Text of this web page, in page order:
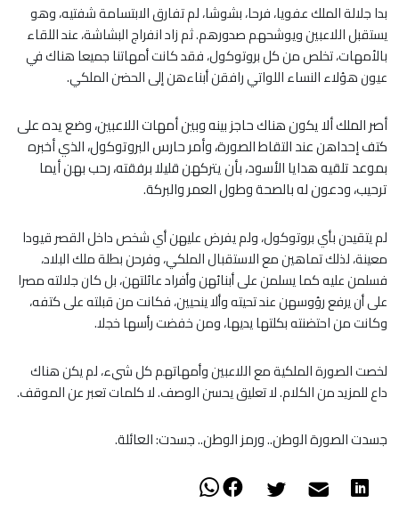
بدا جلالة الملك عفويا، فرحا، بشوشا، لم تفارق الابتسامة شفتيه، وهو
يستقبل اللاعبين ويوشحهم صدورهم. ثم زاد انفراج البشاشة، عند اللقاء
بالأمهات، تخلص من كل بروتوكول، فقد كانت أمهاتنا جميعا هناك في
عيون هؤلاء النساء اللواتي رافقن أبناءهن إلى الحضن الملكي.
أصر الملك ألا يكون هناك حاجز بينه وبين أمهات اللاعبين، وضع يده على
كتف إحداهن عند التقاط الصورة، وأمر حارس البروتوكول، الذي أخبره
بموعد تلقيه هدايا الأسود، بأن يتركهن قليلا برفقته، رحب بهن أيما
ترحيب، ودعون له بالصحة وطول العمر والبركة.
لم يتقيدن بأي بروتوكول، ولم يفرض عليهن أي شخص داخل القصر قيودا
معينة، لذلك تماهين مع الاستقبال الملكي، وفرحن بطلة ملك البلاد،
فسلمن عليه كما يسلمن على أبنائهن وأفراد عائلتهن، بل كان جلالته مصرا
على أن يرفع رؤوسهن عند تحيته وألا ينحيين، فكانت من قبلته على كتفه،
وكانت من احتضنته بكلتها يديها، ومن خفضت رأسها خجلا.
لخصت الصورة الملكية مع اللاعبين وأمهاتهم كل شيء، لم يكن هناك
داع للمزيد من الكلام. لا تعليق يحسن الوصف. لا كلمات تعبر عن الموقف.
جسدت الصورة الوطن.. ورمز الوطن.. جسدت: العائلة.